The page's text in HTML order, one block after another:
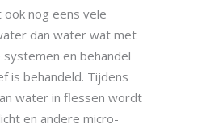
nog eens vele
dan water wat met
en behandel
is behandeld. Tijdens
water in flessen wordt
en andere micro-